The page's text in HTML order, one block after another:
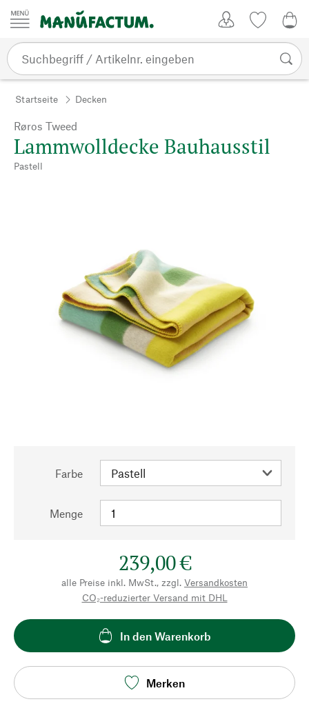
Zum Inhalt springen
Startseite Decken
Røros Tweed
Lammwolldecke Bauhausstil
Pastell
Farbe
Menge
239,00 €
alle Preise inkl. MwSt., zzgl. Versandkosten
CO₂-reduzierter Versand mit DHL
In den Warenkorb
Merken